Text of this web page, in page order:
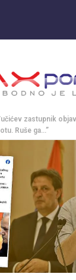
zastupnik
Ruše ga…”